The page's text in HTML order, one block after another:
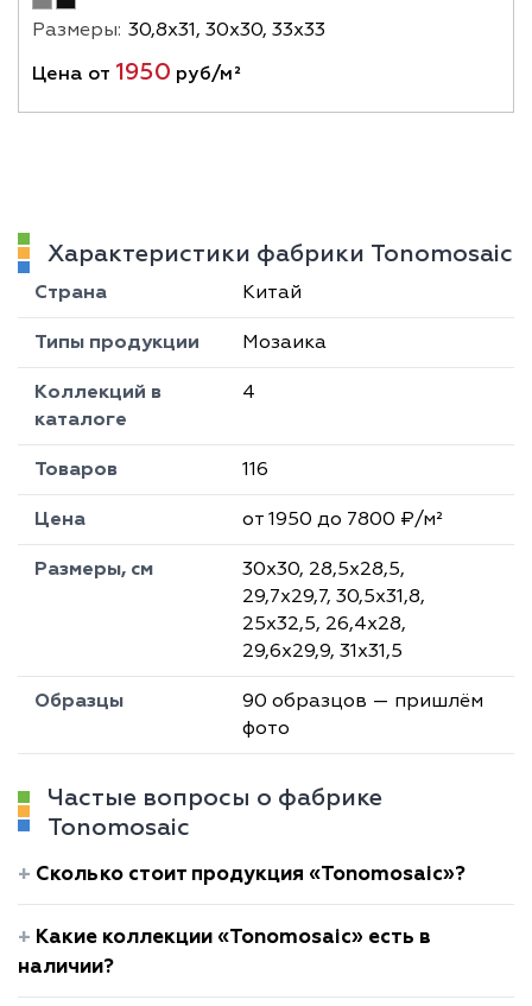
Размеры: 30,8х31, 30х30, 33х33
Цена от 1950 руб/м²
Характеристики фабрики Tonomosaic
Страна Китай
Типы продукции Мозаика
Коллекций в
каталоге
4
Товаров 116
Цена от 1950 до 7800 ₽/м²
Размеры, см
30х30, 28,5х28,5,
29,7х29,7, 30,5х31,8,
25х32,5, 26,4х28,
29,6х29,9, 31х31,5
Образцы
90 образцов — пришлём
фото
Частые вопросы о фабрике
Tonomosaic
Сколько стоит продукция «Tonomosaic»?
Какие коллекции «Tonomosaic» есть в
наличии?